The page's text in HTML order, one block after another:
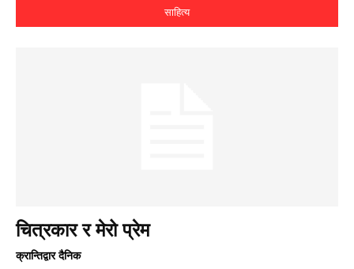
साहित्य
चित्रकार र मेरो प्रेम
क्रान्तिद्वार दैनिक